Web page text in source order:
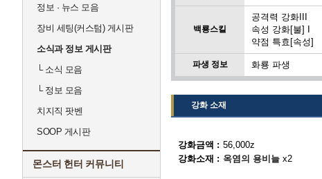
정보 · 뉴스 모음
장비 세팅(커스텀) 게시판
소식과 정보 게시판
└소식 모음
└정보 모음
치지직 팟벤
SOOP 게시판
몬스터 헌터 커뮤니티
백룡스킬
공격력 강화III
속성 강화[불] I
약점 특효[속성]
파생 정보 화룡 파생
강화 소재
강화금액
56,000z
강화소재
옥염의 용비늘 x2